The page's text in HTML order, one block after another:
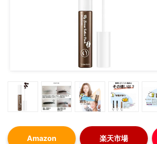
Amazon 楽天市場